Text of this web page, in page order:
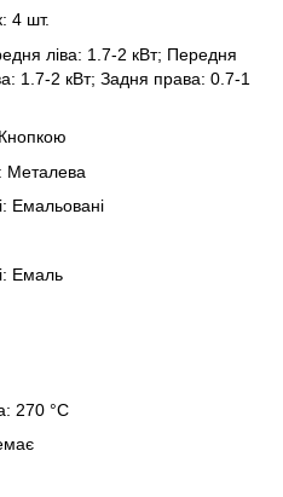
4 шт.
ліва: 1.7-2 кВт; Передня
1.7-2 кВт; Задня права: 0.7-1
Металева
Емальовані
Емаль
270 °С